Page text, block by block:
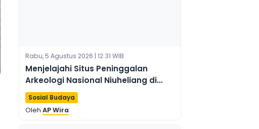
Rabu, 5 Agustus 2026 | 12:31 WIB
Menjelajahi Situs Peninggalan
Arkeologi Nasional Niuheliang di
Liaoning, Tiongkok
Sosial Budaya
Oleh AP Wira